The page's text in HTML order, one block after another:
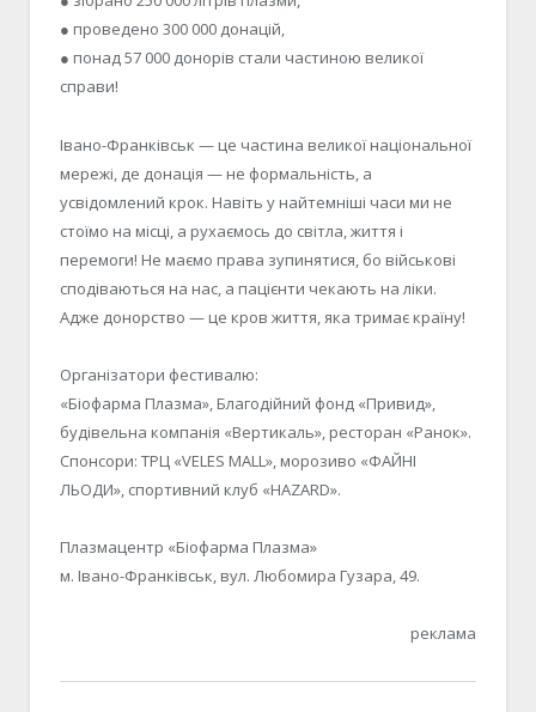
● проведено 300 000 донацій,
● понад 57 000 донорів стали частиною великої
справи!
Івано-Франківськ — це частина великої національної
мережі, де донація — не формальність, а
усвідомлений крок. Навіть у найтемніші часи ми не
стоїмо на місці, а рухаємось до світла, життя і
перемоги! Не маємо права зупинятися, бо військові
сподіваються на нас, а пацієнти чекають на ліки.
Адже донорство — це кров життя, яка тримає країну!
Організатори фестивалю:
«Біофарма Плазма», Благодійний фонд «Привид»,
будівельна компанія «Вертикаль», ресторан «Ранок».
Спонсори: ТРЦ «VELES MALL», морозиво «ФАЙНІ
ЛЬОДИ», спортивний клуб «HAZARD».
Плазмацентр «Біофарма Плазма»
м. Івано-Франківськ, вул. Любомира Гузара, 49.
реклама